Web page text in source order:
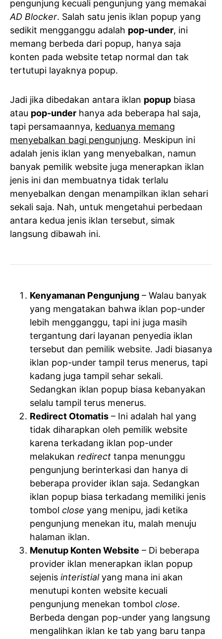
pengunjung kecuali pengunjung yang memakai
AD Blocker. Salah satu jenis iklan popup yang
sedikit mengganggu adalah pop-under, ini
memang berbeda dari popup, hanya saja
konten pada website tetap normal dan tak
tertutupi layaknya popup.
Jadi jika dibedakan antara iklan popup biasa
atau pop-under hanya ada beberapa hal saja,
tapi persamaannya, keduanya memang
menyebalkan bagi pengunjung. Meskipun ini
adalah jenis iklan yang menyebalkan, namun
banyak pemilik website juga menerapkan iklan
jenis ini dan membuatnya tidak terlalu
menyebalkan dengan menampilkan iklan sehari
sekali saja. Nah, untuk mengetahui perbedaan
antara kedua jenis iklan tersebut, simak
langsung dibawah ini.
Kenyamanan Pengunjung – Walau banyak
yang mengatakan bahwa iklan pop-under
lebih mengganggu, tapi ini juga masih
tergantung dari layanan penyedia iklan
tersebut dan pemilik website. Jadi biasanya
iklan pop-under tampil terus menerus, tapi
kadang juga tampil sehar sekali.
Sedangkan iklan popup biasa kebanyakan
selalu tampil terus menerus.
Redirect Otomatis – Ini adalah hal yang
tidak diharapkan oleh pemilik website
karena terkadang iklan pop-under
melakukan redirect tanpa menunggu
pengunjung berinterkasi dan hanya di
beberapa provider iklan saja. Sedangkan
iklan popup biasa terkadang memiliki jenis
tombol close yang menipu, jadi ketika
pengunjung menekan itu, malah menuju
halaman iklan.
Menutup Konten Website – Di beberapa
provider iklan menerapkan iklan popup
sejenis interistialyang mana ini akan
menutupi konten website kecuali
pengunjung menekan tombol close.
Berbeda dengan pop-under yang langsung
mengalihkan iklan ke tab yang baru tanpa